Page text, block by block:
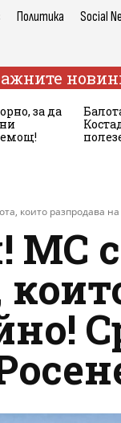
Политика Social
за да
които разпродава
МС